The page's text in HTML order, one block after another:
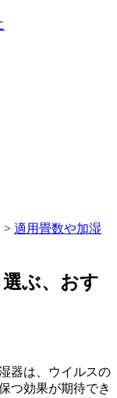
> 適用畳数や加湿
ぶ、おす
器は、ウイルスの
つ効果が期待でき